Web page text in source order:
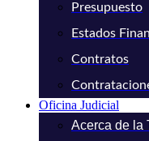
Presupuesto
Estados
Contratos
Oficina Judicial
Acerca de la